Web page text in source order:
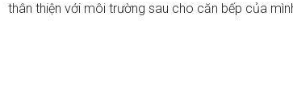
thân thiện với môi trường sau cho căn bếp của